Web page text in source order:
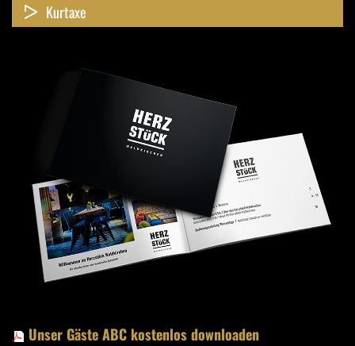
Kurtaxe
Unser Gäste ABC kostenlos downloaden